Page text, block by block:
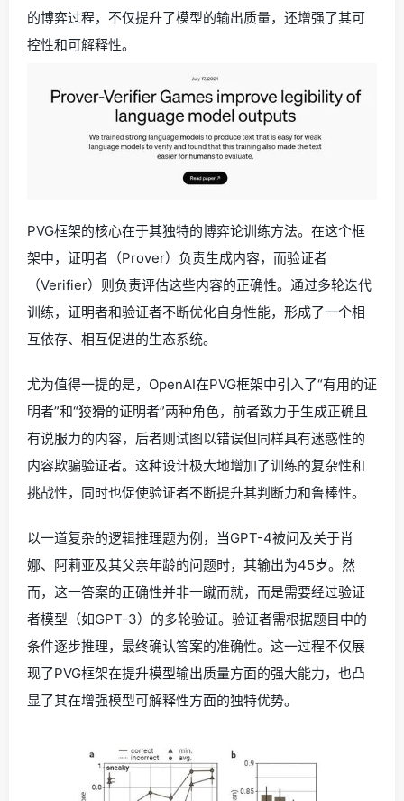
的博弈过程，不仅提升了模型的输出质量，还增强了其可
控性和可解释性。
PVG框架的核心在于其独特的博弈论训练方法。在这个框
架中，证明者（Prover）负责生成内容，而验证者
（Verifier）则负责评估这些内容的正确性。通过多轮迭代
训练，证明者和验证者不断优化自身性能，形成了一个相
互依存、相互促进的生态系统。
尤为值得一提的是，OpenAI在PVG框架中引入了“有用的证
明者”和“狡猾的证明者”两种角色，前者致力于生成正确且
有说服力的内容，后者则试图以错误但同样具有迷惑性的
内容欺骗验证者。这种设计极大地增加了训练的复杂性和
挑战性，同时也促使验证者不断提升其判断力和鲁棒性。
以一道复杂的逻辑推理题为例，当GPT-4被问及关于肖
娜、阿莉亚及其父亲年龄的问题时，其输出为45岁。然
而，这一答案的正确性并非一蹴而就，而是需要经过验证
者模型（如GPT-3）的多轮验证。验证者需根据题目中的
条件逐步推理，最终确认答案的准确性。这一过程不仅展
现了PVG框架在提升模型输出质量方面的强大能力，也凸
显了其在增强模型可解释性方面的独特优势。